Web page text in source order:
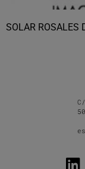
SOLAR ROSALES